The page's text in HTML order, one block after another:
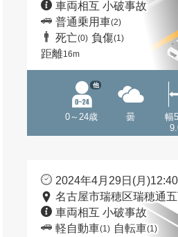
車両相互 小破事故
普通乗用車(2)
死亡(0) 負傷(1)
距離16m
0～24歳
他
曇
幅
2024年4月29日(月)12:40
名古屋市瑞穂区瑞穂通
車両相互 小破事故
軽自動車(1) 自転車(1)